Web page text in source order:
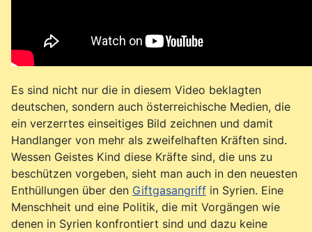
Es sind nicht nur die in diesem Video beklagten
deutschen, sondern auch österreichische Medien, die
ein verzerrtes einseitiges Bild zeichnen und damit
Handlanger von mehr als zweifelhaften Kräften sind.
Wessen Geistes Kind diese Kräfte sind, die uns zu
beschützen vorgeben, sieht man auch in den neuesten
Enthüllungen über den Giftgasangriff in Syrien. Eine
Menschheit und eine Politik, die mit Vorgängen wie
denen in Syrien konfrontiert sind und dazu keine